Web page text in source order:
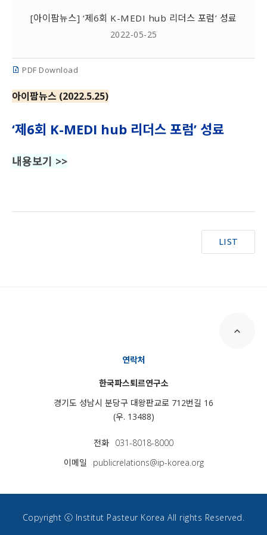
[아이팜뉴스] ‘제6회 K-MEDI hub 리더스 포럼’ 성료
2022-05-25
PDF Download
아이팜뉴스 (2022.5.25)
‘제6회 K-MEDI hub 리더스 포럼’ 성료
내용보기 >>
LIST
연락처
한국파스퇴르연구소
경기도 성남시 분당구 대왕판교로 712번길 16
(우. 13488)
전화 031-8018-8000
이메일
publicrelations@ip-korea.org
Copyright ⓒ Institut Pasteur Korea All rights Reserved.